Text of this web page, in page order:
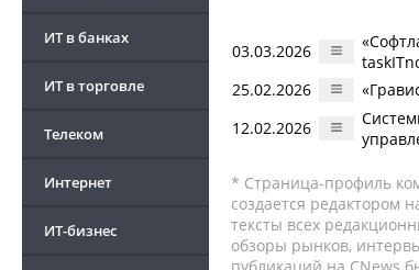
ИТ в банках
ИТ в торговле
Телеком
Интернет
ИТ-бизнес
03.03.2026
25.02.2026
12.02.2026
* Страница-профиль
создается редактором
тексты всех
обзоры рынков,